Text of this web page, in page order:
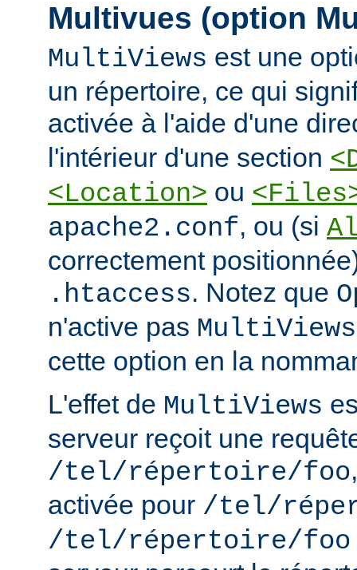
Multivues (option
MultiViews est une
un répertoire, ce qui
activée à l'aide d'une
l'intérieur d'une section
<Location> ou
apache2.conf, ou (si
correctement
.htaccess. Notez que
n'active pas MultiViews
cette option en la
L'effet de MultiViews
serveur reçoit une
/tel/répertoire/foo
activée pour /tel/
/tel/répertoire/foo